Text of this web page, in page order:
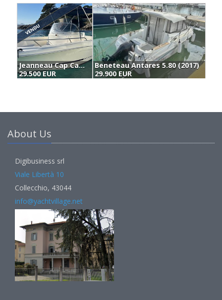
Jeanneau Cap Camarat 6.35 (2007)
29.500 EUR
Beneteau Antares 5.80 (2017)
29.900 EUR
About Us
Digibusiness srl
Viale Libertà 10
Collecchio, 43044
info@yachtvillage.net